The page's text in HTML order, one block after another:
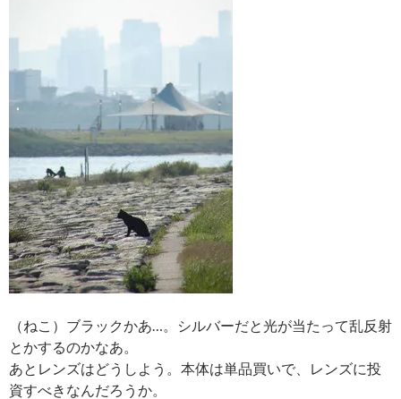
（ねこ）ブラックかあ…。シルバーだと光が当たって乱反射
とかするのかなあ。
あとレンズはどうしよう。本体は単品買いで、レンズに投
資すべきなんだろうか。